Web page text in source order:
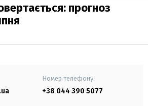
прогноз
Номер телефону:
+38 044 390 5077